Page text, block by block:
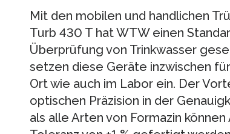
Mit den mobilen und handlichen
Turb 430 T hat WTW einen
Überprüfung von Trinkwasser
setzen diese Geräte inzwischen
Ort wie auch im Labor ein. Der
optischen Präzision in der
als alle Arten von Formazin